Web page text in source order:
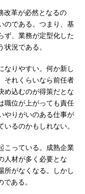
改革が必然となるの
のである。つまり、基
ず、業務が定型化した
況である。
りやすい。何か新し
それくらいなら前任者
め込むのが得策だとな
職位が上がっても責任
やりがいのある仕事が
るのかもしれない。
こっている。成熟企業
人材が多く必要とな
所がなくなる。しかし
ある。